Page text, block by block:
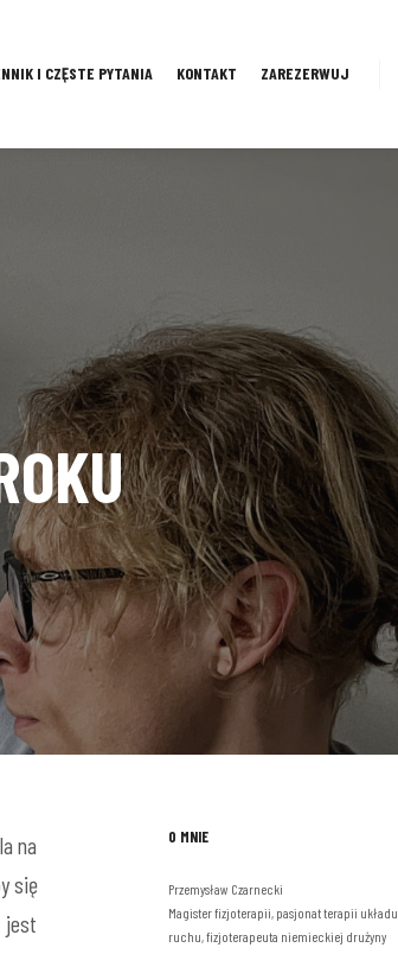
I CZĘSTE PYTANIA KONTAKT ZAREZERWUJ
na
się
jest
O MNIE
Przemysław Czarnecki
Magister fizjoterapii, pasjonat terapii układu
ruchu, fizjoterapeuta niemieckiej drużyny